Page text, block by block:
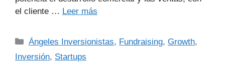
el cliente … Leer más
Ángeles Inversionistas, Fundraising,Growth,
Inversión, Startups